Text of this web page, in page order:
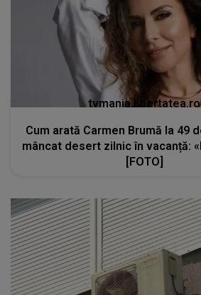
tvmania.libertatea.ro
Cum arată Carmen Brumă la 49
mâncat desert zilnic în vacanță:
[FOTO]